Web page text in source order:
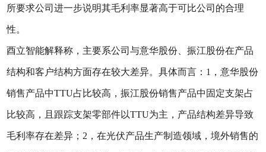
所要求公司进一步说明其毛利率显著高于可比公司的合理
性。
酉立智能解释称，主要系公司与意华股份、振江股份在产品
结构和客户结构方面存在较大差异。具体而言：1，意华股份
销售产品中TTU占比较高，振江股份销售产品中固定支架占
比较高，且跟踪支架零部件以TTU为主，产品结构差异导致
毛利率存在差异；2，在光伏产品生产制造领域，境外销售的